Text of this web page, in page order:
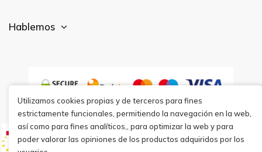
Hablemos
Utilizamos cookies propias y de terceros para fines
estrictamente funcionales, permitiendo la navegación en la web,
así como para fines analíticos,, para optimizar la web y para
poder valorar las opiniones de los productos adquiridos por los